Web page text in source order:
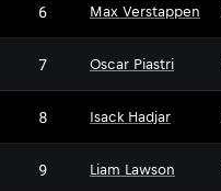
6 Max Verstappen
7 Oscar Piastri
8 Isack Hadjar
9 Liam Lawson